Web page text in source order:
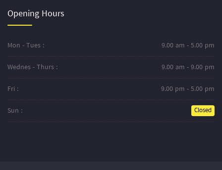
Opening Hours
Mon - Tues :
9.00 am - 5.00 pm
Wednes - Thurs :
9.00 am - 9.00 pm
Fri :
9.00 pm - 5.00 pm
Sun :
Closed